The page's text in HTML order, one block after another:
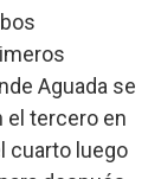
Aguada se
el tercero en
cuarto luego